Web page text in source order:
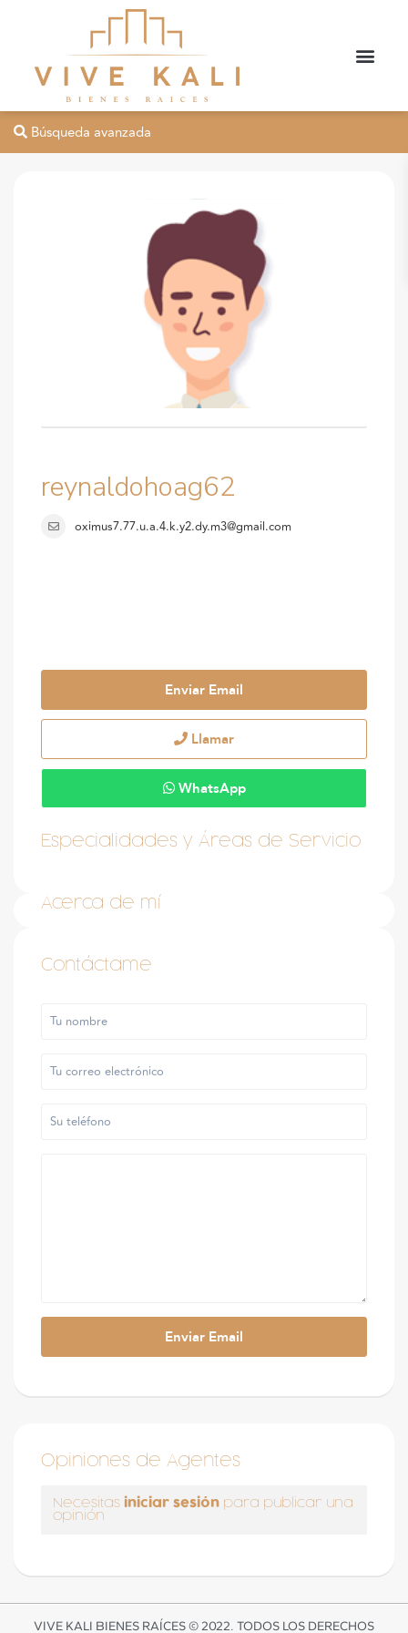
Búsqueda avanzada
reynaldohoag62
oximus7.77.u.a.4.k.y2.dy.m3@gmail.com
Enviar Email
Llamar
WhatsApp
Especialidades y Áreas de Servicio
Acerca de mí
Contáctame
Opiniones de Agentes
Necesitas iniciar sesión para publicar una
opinión
VIVE KALI BIENES RAÍCES © 2022. TODOS LOS DERECHOS